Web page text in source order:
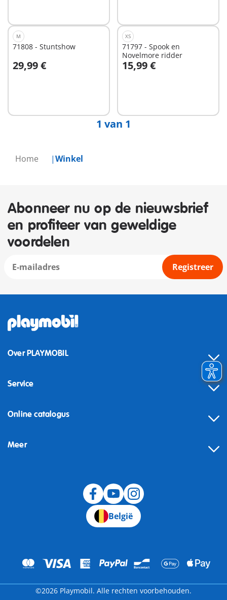
Home Winkel
M
71808 - Stuntshow
29,99 €
In winkelwagen
XS
71797 - Spook en
Novelmore ridder
15,99 €
1 van 1
Abonneer nu op de nieuwsbrief
en profiteer van geweldige
voordelen
Registreer
Over PLAYMOBIL
Service
Online catalogus
Meer
België
©2026 Playmobil. Alle rechten voorbehouden.